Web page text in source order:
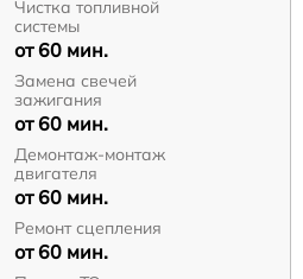
Чистка топливной
системы
от 60 мин.
Замена свечей
зажигания
от 60 мин.
Демонтаж-монтаж
двигателя
от 60 мин.
Ремонт сцепления
от 60 мин.